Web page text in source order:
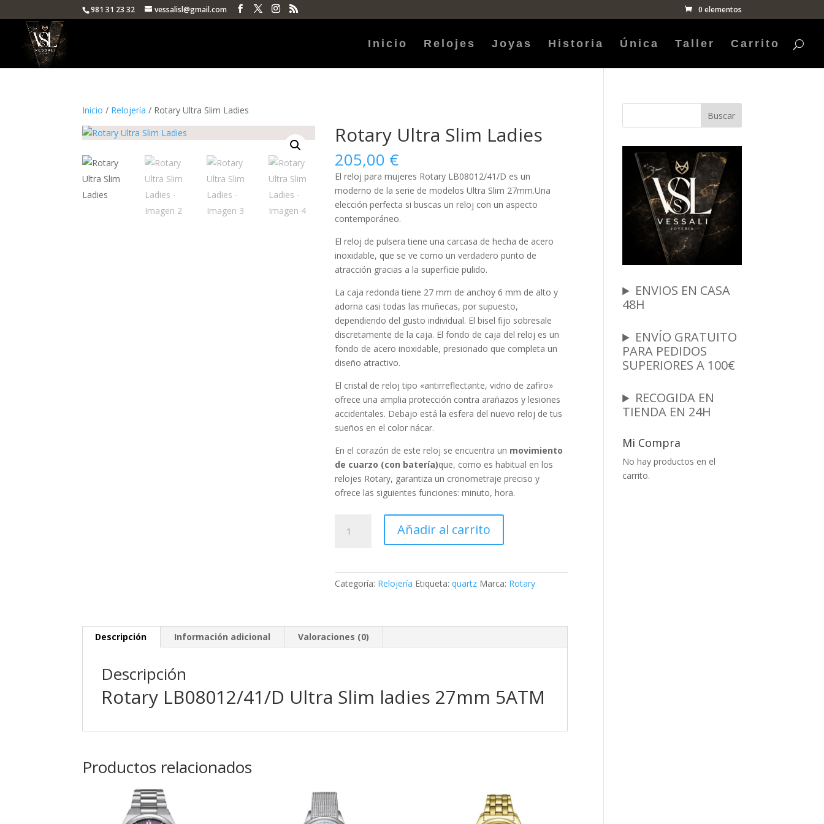
981 31 23 32 vessalisl@gmail.com 0 elementos
Inicio Relojes Joyas Historia Única Taller Carrito
Inicio / Relojería / Rotary Ultra Slim Ladies
Rotary Ultra Slim Ladies
205,00 €
El reloj paramujeres Rotary LB08012/41/D es un
moderno de la serie de modelos Ultra Slim 27mm.Una
elección perfecta si buscas un reloj con un aspecto
contemporáneo.
El reloj de pulsera tiene una carcasa de hecha de acero
inoxidable, que se ve como un verdadero punto de
atracción gracias a la superficiepulido.
La cajaredonda tiene 27 mm de anchoy 6 mm de alto y
adorna casi todas las muñecas, por supuesto,
dependiendo del gusto individual. El biselfijo sobresale
discretamente de la caja. El fondo de caja del reloj es un
fondo de acero inoxidable, presionado que completa un
diseño atractivo.
El cristal de reloj tipo «antirreflectante, vidrio de zafiro»
ofrece una amplia protección contra arañazos y lesiones
accidentales. Debajo está la esfera del nuevo reloj de tus
sueños en el colornácar.
En el corazón de este reloj se encuentra un movimiento
de cuarzo (con batería)que, como es habitual en los
relojes Rotary, garantiza un cronometraje preciso y
ofrece las siguientes funciones:minuto, hora.
Ultra
cantidad
Añadir al carrito
Categoría: Relojería Etiqueta:quartz Marca: Rotary
Descripción Información adicional Valoraciones (0)
Descripción
Rotary LB08012/41/D Ultra Slim ladies 27mm 5ATM
Productos relacionados
Buscar
ENVIOS EN CASA
48H
ENVÍO GRATUITO
PARA PEDIDOS
SUPERIORES A 100€
RECOGIDA EN
TIENDA EN 24H
Mi Compra
No hay productos en el
carrito.